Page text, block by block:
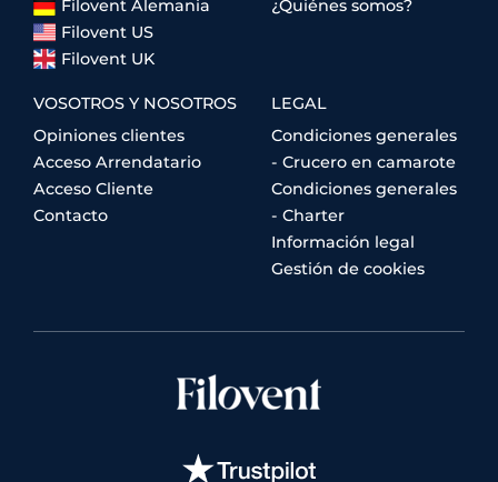
Filovent Alemania
Filovent US
Filovent UK
¿Quiénes somos?
VOSOTROS Y NOSOTROS
Opiniones clientes
Acceso Arrendatario
Acceso Cliente
Contacto
LEGAL
Condiciones generales
- Crucero en camarote
Condiciones generales
- Charter
Información legal
Gestión de cookies